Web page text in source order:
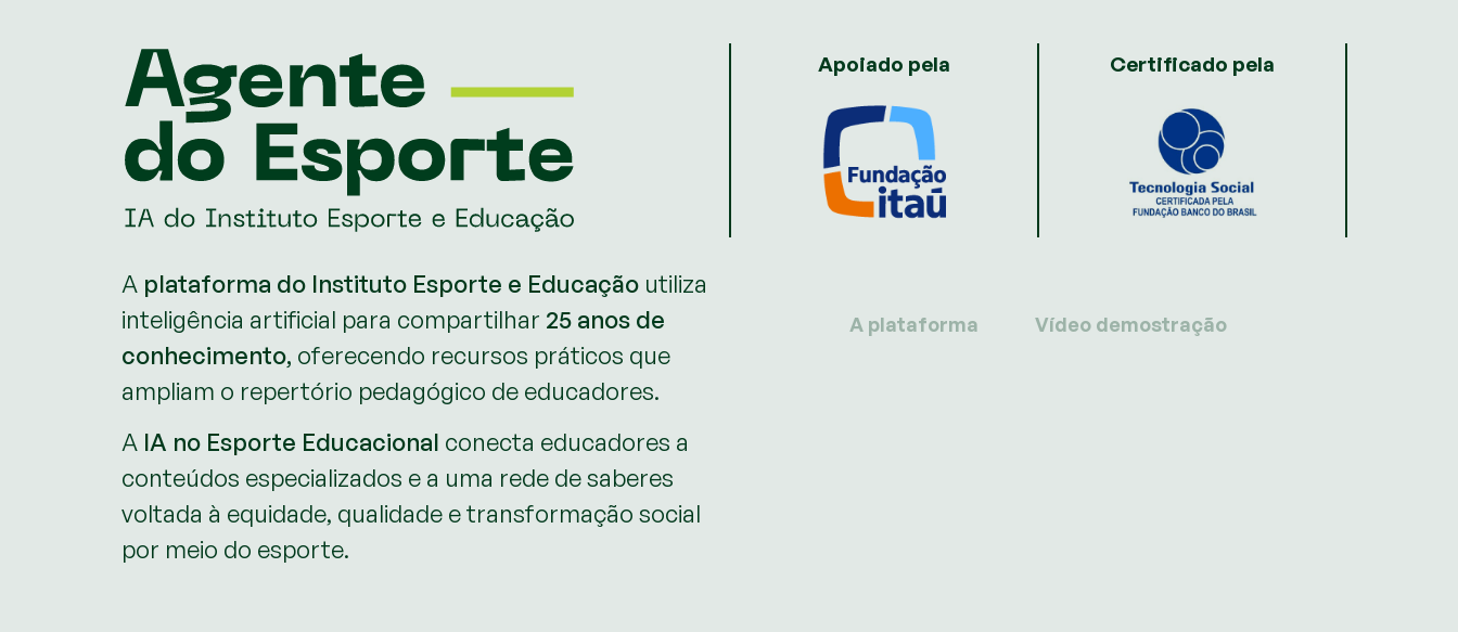
A plataforma do Instituto Esporte e Educação utiliza
inteligência artificial para compartilhar 25 anos de
conhecimento, oferecendo recursos práticos que
ampliam o repertório pedagógico de educadores.
A IA no Esporte Educacional conecta educadores a
conteúdos especializados e a uma rede de saberes
voltada à equidade, qualidade e transformação social
por meio do esporte.
Apoiado pela Certificado pela
A plataforma Vídeo demostração